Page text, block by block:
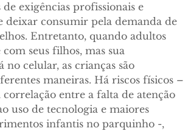
exigências profissionais e
deixar consumir pela demanda de
Entretanto, quando adultos
seus filhos, mas sua
no celular, as crianças são
maneiras. Há riscos físicos –
entre a falta de atenção
uso de tecnologia e maiores
infantis no parquinho -,